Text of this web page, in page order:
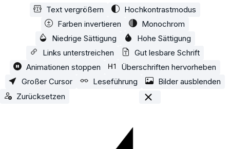
Zum Hauptinhalt springen
Text vergrößern
Hochkontrastmodus
Farben invertieren
Monochrom
Niedrige Sättigung
Hohe Sättigung
Links unterstreichen
Gut lesbare Schrift
Animationen stoppen
Überschriften hervorheben
Großer Cursor
Leseführung
Bilder ausblenden
Zurücksetzen